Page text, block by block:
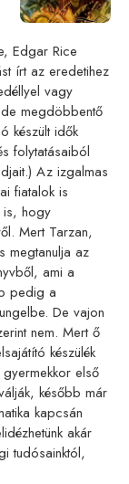
Edgar Rice
írt az eredetihez
vagy
megdöbbentő
készült idők
folytatásaiból
Az izgalmas
fiatalok is
is, hogy
Mert Tarzan,
megtanulja az
ami a
pedig a
De vajon
nem. Mert ő
készülék
első
később már
kapcsán
akár
tudósainktól,